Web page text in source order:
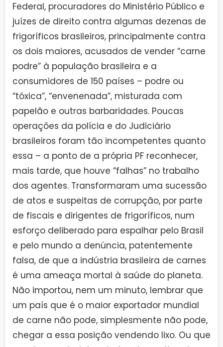
Federal, procuradores do Ministério Público e
juízes de direito contra algumas dezenas de
frigoríficos brasileiros, principalmente contra
os dois maiores, acusados de vender “carne
podre” à população brasileira e a
consumidores de 150 países – podre ou
“tóxica”, “envenenada”, misturada com
papelão e outras barbaridades. Poucas
operações da polícia e do Judiciário
brasileiros foram tão incompetentes quanto
essa – a ponto de a própria PF reconhecer,
mais tarde, que houve “falhas” no trabalho
dos agentes. Transformaram uma sucessão
de atos e suspeitas de corrupção, por parte
de fiscais e dirigentes de frigoríficos, num
esforço deliberado para espalhar pelo Brasil
e pelo mundo a denúncia, patentemente
falsa, de que a indústria brasileira de carnes
é uma ameaça mortal à saúde do planeta.
Não importou, nem um minuto, lembrar que
um país que é o maior exportador mundial
de carne não pode, simplesmente não pode,
chegar a essa posição vendendo lixo. Ou que